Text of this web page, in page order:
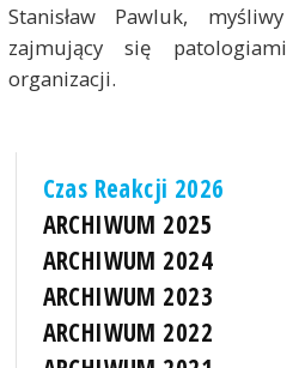
Stanisław Pawluk,
zajmujący się
organizacji.
Czas Reakcji 2026
ARCHIWUM 2025
ARCHIWUM 2024
ARCHIWUM 2023
ARCHIWUM 2022